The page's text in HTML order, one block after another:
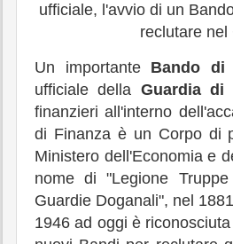
ufficiale, l'avvio di un
reclutare nel
Un importante Bando di
ufficiale della Guardia di
finanzieri all'interno
di Finanza è un Corpo di
Ministero dell'Economia e
nome di "Legione
Guardie Doganali", nel
1946 ad oggi è